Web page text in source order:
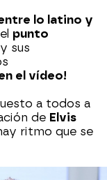
lo latino y
punto
sus
el vídeo!
a todos a
de Elvis
ritmo que se